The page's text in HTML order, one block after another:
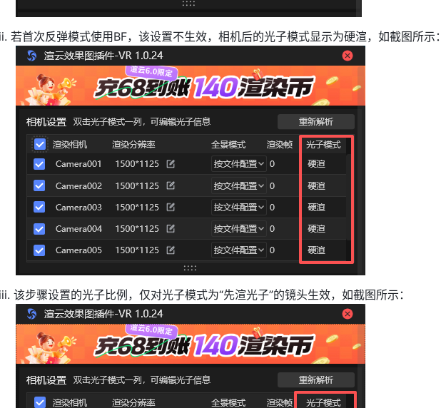
若首次反弹模式使用BF，该设置不生效，相机后的光子模式显示为硬渲，如截图所示：
该步骤设置的光子比例，仅对光子模式为“先渲光子”的镜头生效，如截图所示：